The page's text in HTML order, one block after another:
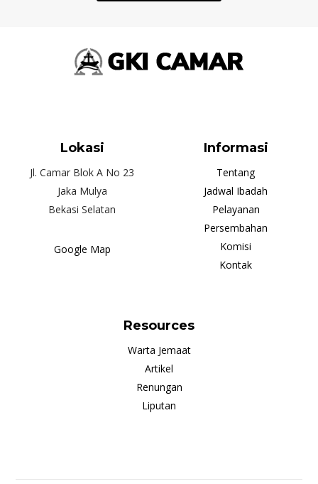
Lokasi
Jl. Camar Blok A No 23
Jaka Mulya
Bekasi Selatan
Google Map
Informasi
Tentang
Jadwal Ibadah
Pelayanan
Persembahan
Komisi
Kontak
Resources
Warta Jemaat
Artikel
Renungan
Liputan